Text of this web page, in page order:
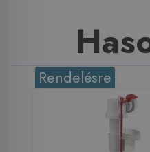
Rendelésre